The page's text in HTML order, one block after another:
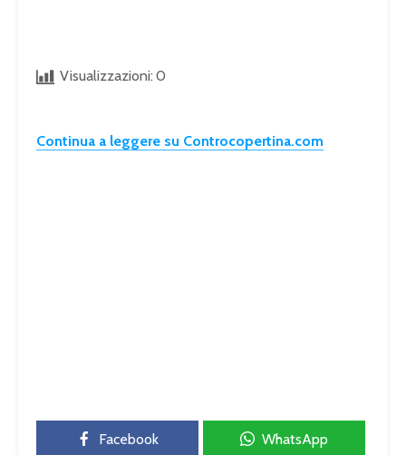
Visualizzazioni: 0
Continua a leggere su Controcopertina.com
Facebook WhatsApp